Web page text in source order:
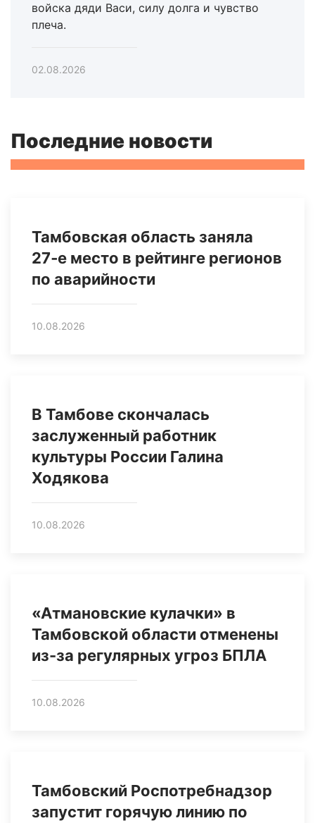
войска дяди Васи, силу долга и чувство
плеча.
02.08.2026
Последние новости
Тамбовская область заняла
27‑е место в рейтинге регионов
по аварийности
10.08.2026
В Тамбове скончалась
заслуженный работник
культуры России Галина
Ходякова
10.08.2026
«Атмановские кулачки» в
Тамбовской области отменены
из-за регулярных угроз БПЛА
10.08.2026
Тамбовский Роспотребнадзор
запустит горячую линию по